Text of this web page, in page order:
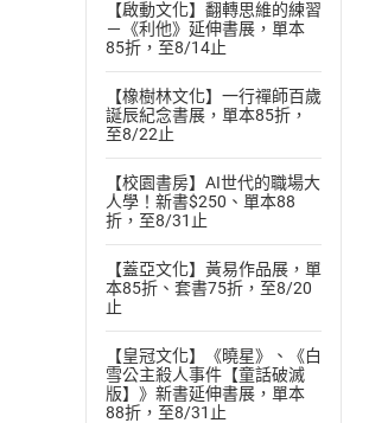
【啟動文化】翻轉思維的練習
－《利他》延伸書展，單本
85折，至8/14止
【橡樹林文化】一行禪師百歲
誕辰紀念書展，單本85折，
至8/22止
【校園書房】AI世代的職場大
人學！新書$250、單本88
折，至8/31止
【蓋亞文化】黃易作品展，單
本85折、套書75折，至8/20
止
【皇冠文化】《曉星》、《白
雪公主殺人事件【童話破滅
版】》新書延伸書展，單本
88折，至8/31止